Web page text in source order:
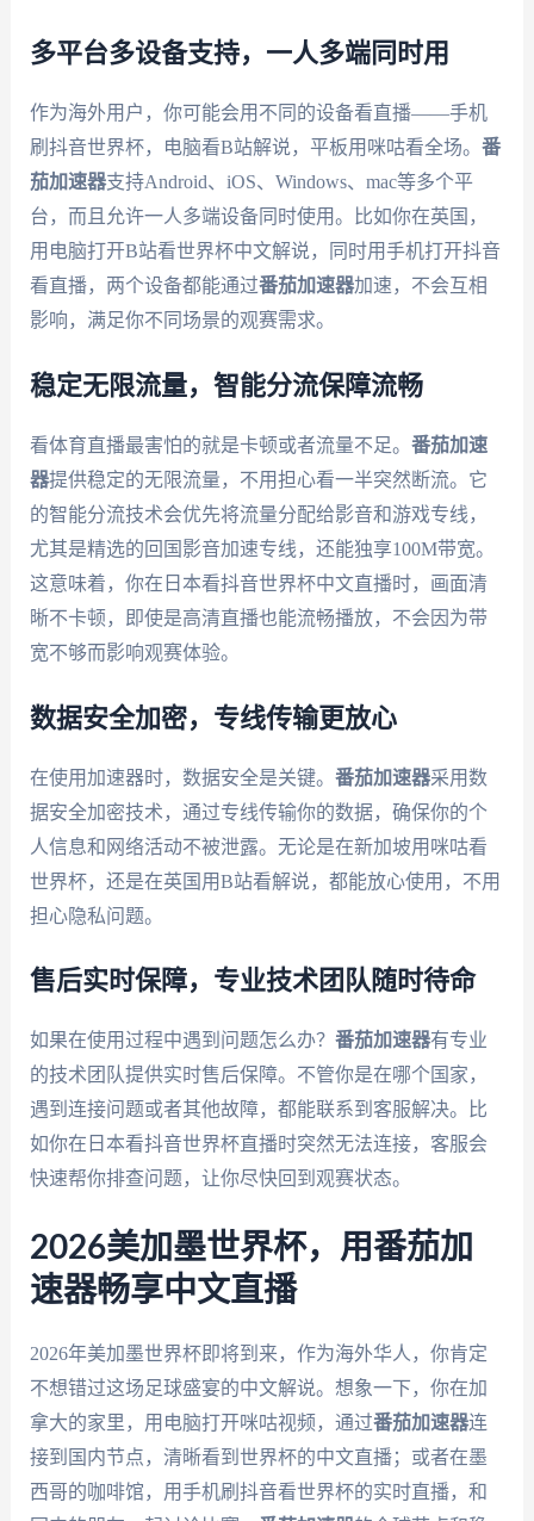
多平台多设备支持，一人多端同时用
作为海外用户，你可能会用不同的设备看直播——手机
刷抖音世界杯，电脑看B站解说，平板用咪咕看全场。 番
茄加速器支持Android、iOS、Windows、mac等多个平
台，而且允许一人多端设备同时使用。比如你在英国，
用电脑打开B站看世界杯中文解说，同时用手机打开抖音
看直播，两个设备都能通过番茄加速器加速，不会互相
影响，满足你不同场景的观赛需求。
稳定无限流量，智能分流保障流畅
看体育直播最害怕的就是卡顿或者流量不足。 番茄加速
器提供稳定的无限流量，不用担心看一半突然断流。它
的智能分流技术会优先将流量分配给影音和游戏专线，
尤其是精选的回国影音加速专线，还能独享100M带宽。
这意味着，你在日本看抖音世界杯中文直播时，画面清
晰不卡顿，即使是高清直播也能流畅播放，不会因为带
宽不够而影响观赛体验。
数据安全加密，专线传输更放心
在使用加速器时，数据安全是关键。 番茄加速器采用数
据安全加密技术，通过专线传输你的数据，确保你的个
人信息和网络活动不被泄露。无论是在新加坡用咪咕看
世界杯，还是在英国用B站看解说，都能放心使用，不用
担心隐私问题。
售后实时保障，专业技术团队随时待命
如果在使用过程中遇到问题怎么办？ 番茄加速器有专业
的技术团队提供实时售后保障。不管你是在哪个国家，
遇到连接问题或者其他故障，都能联系到客服解决。比
如你在日本看抖音世界杯直播时突然无法连接，客服会
快速帮你排查问题，让你尽快回到观赛状态。
2026美加墨世界杯，用番茄加
速器畅享中文直播
2026年美加墨世界杯即将到来，作为海外华人，你肯定
不想错过这场足球盛宴的中文解说。想象一下，你在加
拿大的家里，用电脑打开咪咕视频，通过番茄加速器连
接到国内节点，清晰看到世界杯的中文直播；或者在墨
西哥的咖啡馆，用手机刷抖音看世界杯的实时直播，和